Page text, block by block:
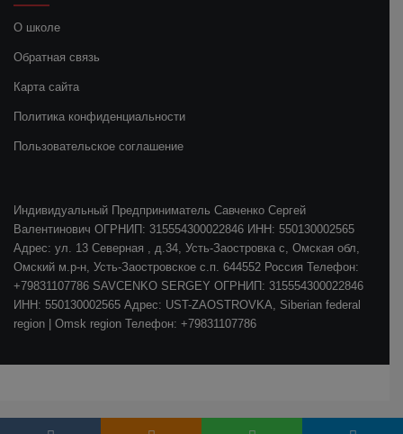
О школе
Обратная связь
Карта сайта
Политика конфиденциальности
Пользовательское соглашение
Индивидуальный Предприниматель Савченко Сергей
Валентинович ОГРНИП: 315554300022846 ИНН: 550130002565
Адрес: ул. 13 Северная , д.34, Усть-Заостровка с, Омская обл,
Омский м.р-н, Усть-Заостровское с.п. 644552 Россия Телефон:
+79831107786 SAVCENKO SERGEY ОГРНИП: 315554300022846
ИНН: 550130002565 Адрес: UST-ZAOSTROVKA, Siberian federal
region | Omsk region Телефон: +79831107786